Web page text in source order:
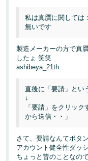
私は真贋に関しては
無いです
製造メーカーの方で真
したょ 笑笑
ashibeya_21th:
直後に「要請」とい
↓
「要請」をクリッ
から送信・・」
さて、要請なんてボタ
アカウント健全性ダッ
ちょっと昔のことなの